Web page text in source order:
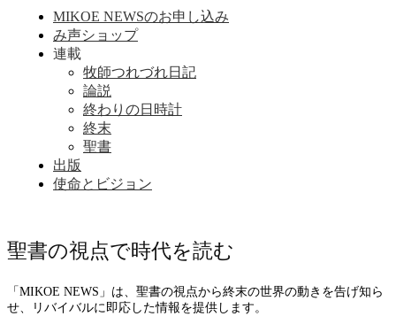
MIKOE NEWSのお申し込み
み声ショップ
連載
牧師つれづれ日記
論説
終わりの日時計
終末
聖書
出版
使命とビジョン
聖書の視点で時代を読む
「MIKOE NEWS」は、聖書の視点から終末の世界の動きを告げ知ら
せ、リバイバルに即応した情報を提供します。